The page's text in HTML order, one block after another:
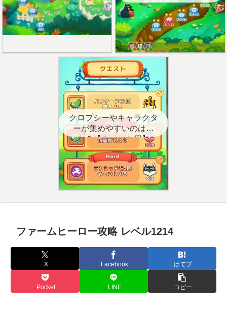
クロプシーやキャラクタ
ーが集めやすいのはど
こ？【クエスト用】
ファームヒーロー攻略 レベル1214
X Facebook はてブ
Pocket LINE コピー